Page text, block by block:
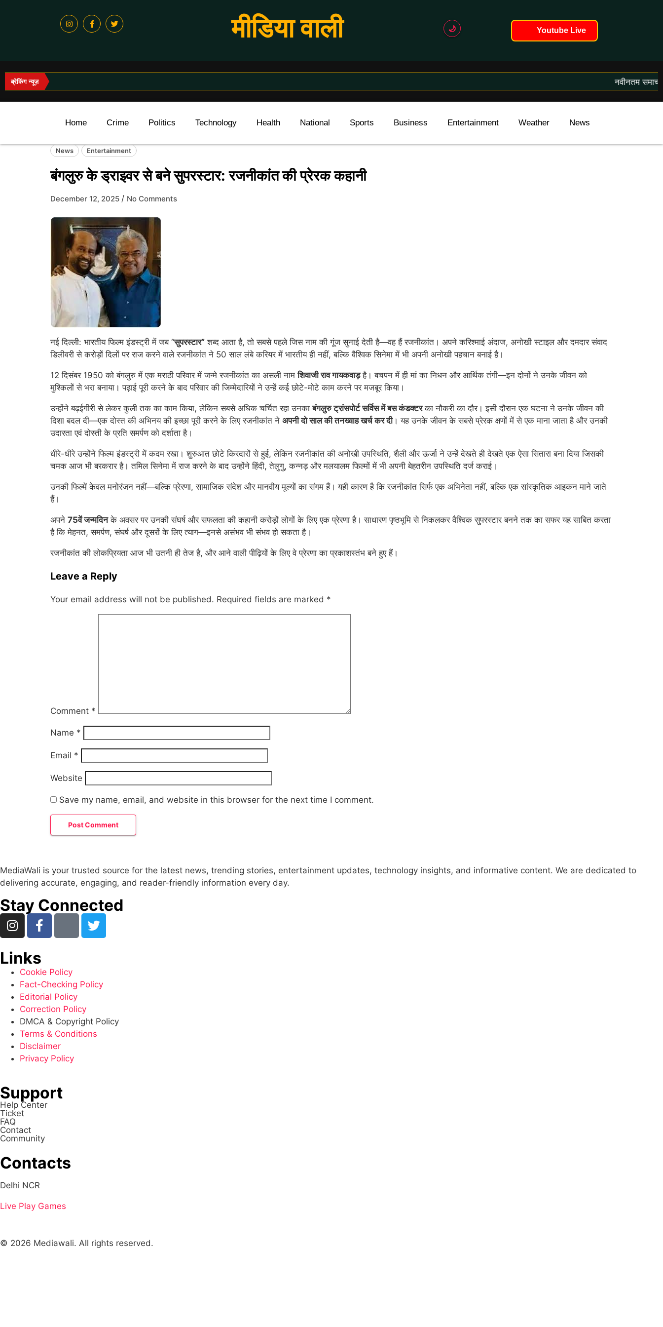
मीडिया वाली 🌙 Youtube Live
ब्रेकिंग न्यूज़ नवीनतम
Home Crime Politics Technology Health National Sports Business Entertainment Weather News
News Entertainment
बंगलुरु के ड्राइवर से बने सुपरस्टार: रजनीकांत की प्रेरक कहानी
December 12, 2025 / No Comments
नई दिल्ली: भारतीय फिल्म इंडस्ट्री में जब “सुपरस्टार” शब्द आता है, तो सबसे पहले जिस नाम की गूंज सुनाई देती है—वह हैं रजनीकांत। अपने करिश्माई अंदाज, अनोखी स्टाइल और दमदार संवाद
डिलीवरी से करोड़ों दिलों पर राज करने वाले रजनीकांत ने 50 साल लंबे करियर में भारतीय ही नहीं, बल्कि वैश्विक सिनेमा में भी अपनी अनोखी पहचान बनाई है।
12 दिसंबर 1950 को बंगलुरु में एक मराठी परिवार में जन्मे रजनीकांत का असली नामशिवाजी राव गायकवाड़है। बचपन में ही मां का निधन और आर्थिक तंगी—इन दोनों ने उनके जीवन को
मुश्किलों से भरा बनाया। पढ़ाई पूरी करने के बाद परिवार की जिम्मेदारियों ने उन्हें कई छोटे-मोटे काम करने पर मजबूर किया।
उन्होंने बढ़ईगीरी से लेकर कुली तक का काम किया, लेकिन सबसे अधिक चर्चित रहा उनकाबंगलुरु ट्रांसपोर्ट सर्विस में बस कंडक्टरका नौकरी का दौर। इसी दौरान एक घटना ने उनके जीवन की
दिशा बदल दी—एक दोस्त की अभिनय की इच्छा पूरी करने के लिए रजनीकांत ने अपनी दो साल की तनख्वाह खर्च कर दी। यह उनके जीवन के सबसे प्रेरक क्षणों में से एक माना जाता है और उनकी
उदारता एवं दोस्ती के प्रति समर्पण को दर्शाता है।
धीरे-धीरे उन्होंने फिल्म इंडस्ट्री में कदम रखा। शुरुआत छोटे किरदारों से हुई, लेकिन रजनीकांत की अनोखी उपस्थिति, शैली और ऊर्जा ने उन्हें देखते ही देखते एक ऐसा सितारा बना दिया जिसकी
चमक आज भी बरकरार है। तमिल सिनेमा में राज करने के बाद उन्होंने हिंदी, तेलुगु, कन्नड़ और मलयालम फिल्मों में भी अपनी बेहतरीन उपस्थिति दर्ज कराई।
उनकी फिल्में केवल मनोरंजन नहीं—बल्कि प्रेरणा, सामाजिक संदेश और मानवीय मूल्यों का संगम हैं। यही कारण है कि रजनीकांत सिर्फ एक अभिनेता नहीं, बल्कि एक सांस्कृतिक आइकन माने जाते
हैं।
अपने 75वें जन्मदिनके अवसर पर उनकी संघर्ष और सफलता की कहानी करोड़ों लोगों के लिए एक प्रेरणा है। साधारण पृष्ठभूमि से निकलकर वैश्विक सुपरस्टार बनने तक का सफर यह साबित करता
है कि मेहनत, समर्पण, संघर्ष और दूसरों के लिए त्याग—इनसे असंभव भी संभव हो सकता है।
रजनीकांत की लोकप्रियता आज भी उतनी ही तेज है, और आने वाली पीढ़ियों के लिए वे प्रेरणा का प्रकाशस्तंभ बने हुए हैं।
Leave a Reply
Your email address will not be published. Required fields are marked *
Comment *
Name *
Email *
Website
Save my name, email, and website in this browser for the next time I comment.
MediaWali is your trusted source for the latest news, trending stories, entertainment updates, technology insights, and informative content. We are dedicated to
delivering accurate, engaging, and reader-friendly information every day.
Stay Connected
Links
Cookie Policy
Fact-Checking Policy
Editorial Policy
Correction Policy
DMCA & Copyright Policy
Terms & Conditions
Disclaimer
Privacy Policy
Support
Help Center
Ticket
FAQ
Contact
Community
Contacts
Delhi NCR
Live Play Games
© 2026 Mediawali. All rights reserved.